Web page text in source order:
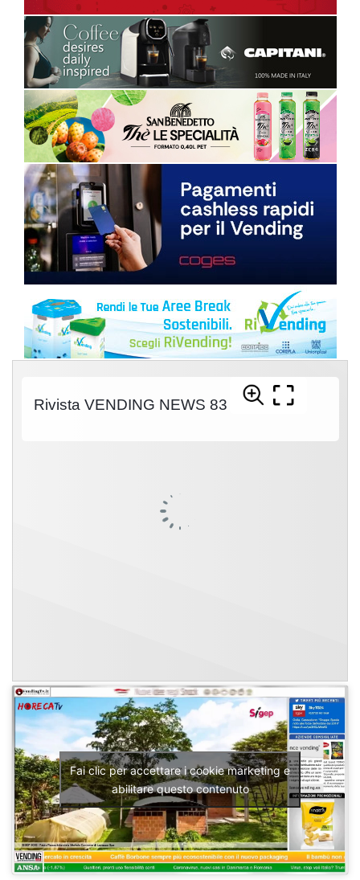
Fai clic per accettare i cookie marketing e
abilitare questo contenuto